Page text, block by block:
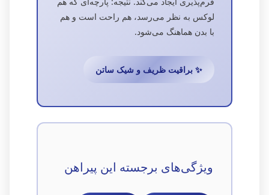
لوکس به نظر می‌رسد، هم راحت است و هم
با بدن هماهنگ می‌شود.
✨ براقیت ظریف و شیک ساتن
ویژگی‌های برجسته این پیراهن